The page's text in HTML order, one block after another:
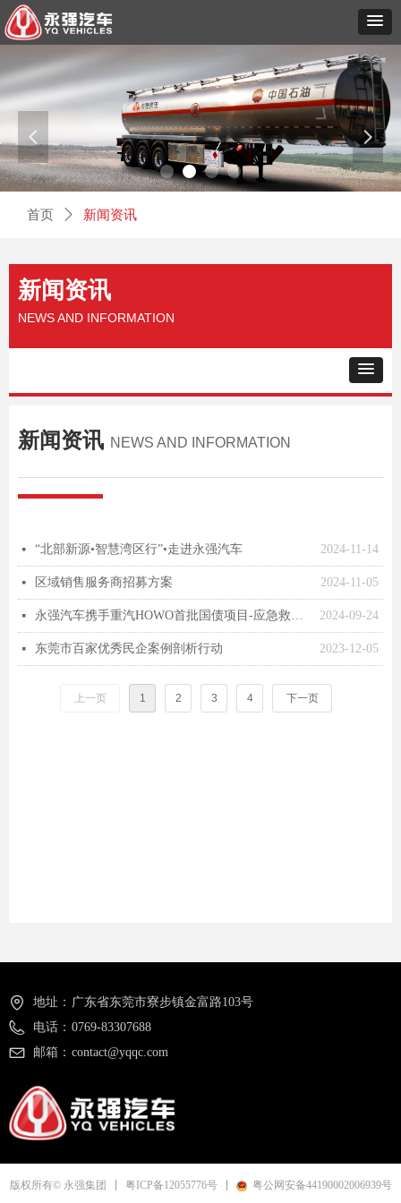
首页 ꄲ 新闻资讯
新闻资讯
NEWS AND INFORMATION
新闻资讯 NEWS AND INFORMATION
2024-11-14
넷 “北部新源•智慧湾区行”•走进永强汽车
2024-11-05
넷 区域销售服务商招募方案
2024-09-24
넷 永强汽车携手重汽HOWO首批国债项目-应急救援车辆发车
2023-12-05
넷 东莞市百家优秀民企案例剖析行动
上一页 1 2 3 4 下一页
넳 넲
地址： 广东省东莞市寮步镇金富路103号
电话： 0769-83307688
邮箱： contact@yqqc.com
版权所有© 永强集团 粤ICP备12055776号 粤公网安备44190002006939号